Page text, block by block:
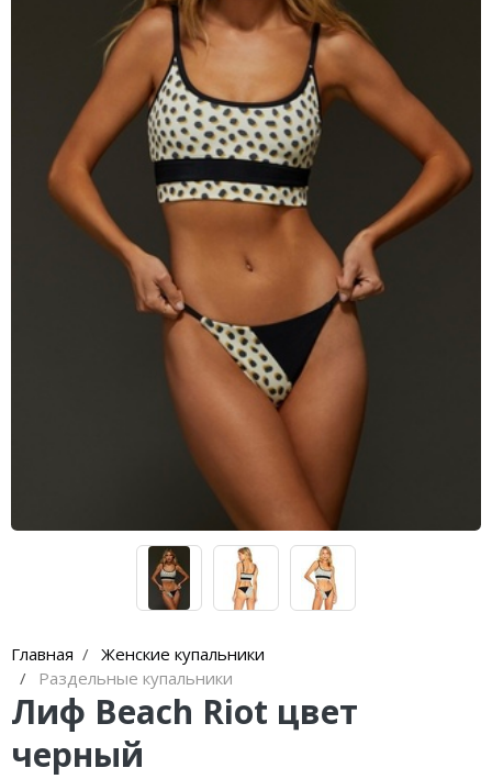
Главная
Женские купальники
Раздельные купальники
Лиф Beach Riot цвет
черный
Nuria Ferrer
Bond-eye
Heroine Sport
Milonga